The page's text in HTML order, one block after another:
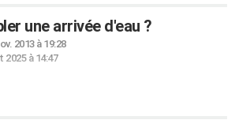
une arrivée d'eau ?
2013 à 19:28
2025 à 14:47